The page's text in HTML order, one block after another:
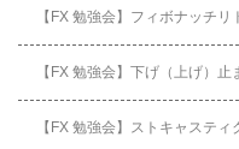
【FX 勉強会】フィボナッチ
【FX 勉強会】下げ（上げ）
【FX 勉強会】ストキャステ